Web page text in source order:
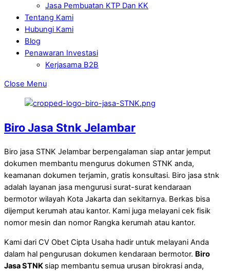
Jasa Pembuatan KTP Dan KK
Tentang Kami
Hubungi Kami
Blog
Penawaran Investasi
Kerjasama B2B
Close Menu
Biro Jasa Stnk Jelambar
Biro jasa STNK Jelambar berpengalaman siap antar jemput
dokumen membantu mengurus dokumen STNK anda,
keamanan dokumen terjamin, gratis konsultasi. Biro jasa stnk
adalah layanan jasa mengurusi surat-surat kendaraan
bermotor wilayah Kota Jakarta dan sekitarnya. Berkas bisa
dijemput kerumah atau kantor. Kami juga melayani cek fisik
nomor mesin dan nomor Rangka kerumah atau kantor.
Kami dari CV Obet Cipta Usaha hadir untuk melayani Anda
dalam hal pengurusan dokumen kendaraan bermotor. Biro
Jasa STNK siap membantu semua urusan birokrasi anda,